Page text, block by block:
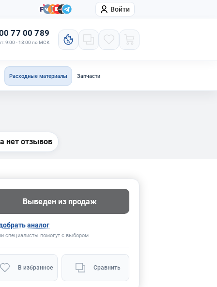
Компания Войти
77 00 789
9:00 - 18:00 по МСК
Расходные материалы Запчасти
нет отзывов
Выведен из продаж
аналог
специалисты помогут с выбором
В избранное Сравнить